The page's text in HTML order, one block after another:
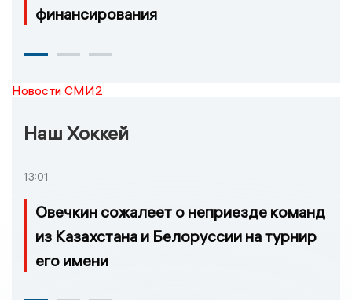
финансирования
Новости СМИ2
Наш Хоккей
13:01
Овечкин сожалеет о неприезде команд
из Казахстана и Белоруссии на турнир
его имени